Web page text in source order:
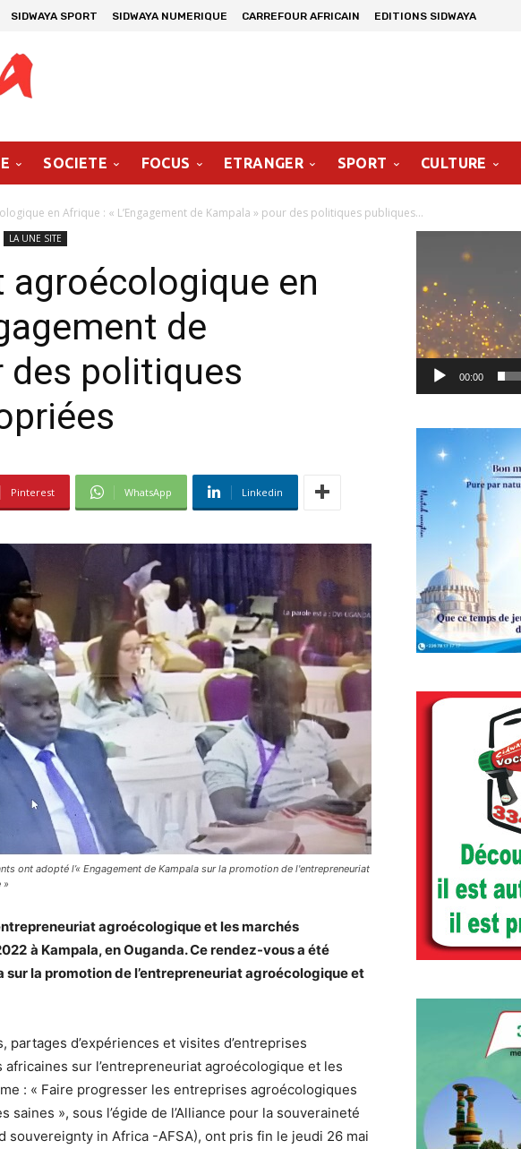
SIDWAYA SPORT SIDWAYA NUMERIQUE CARREFOUR AFRICAIN EDITIONS SIDWAYA
SOCIETE FOCUS ETRANGER SPORT CULTURE
en Afrique : « L’Engagement de Kampala » pour des politiques publiques...
LA UNE SITE
agroécologique en
de
des politiques
Pinterest WhatsApp Linkedin
ont adopté l’« Engagement de Kampala sur la promotion de l'entrepreneuriat
»
agroécologique et les marchés
à Kampala, en Ouganda. Ce rendez-vous a été
sur la promotion de l’entrepreneuriat agroécologique et
d’expériences et visites d’entreprises
sur l’entrepreneuriat agroécologique et les
: « Faire progresser les entreprises agroécologiques
», sous l’égide de l’Alliance pour la souveraineté
souvereignty in Africa -AFSA), ont pris fin le jeudi 26 mai
00:00